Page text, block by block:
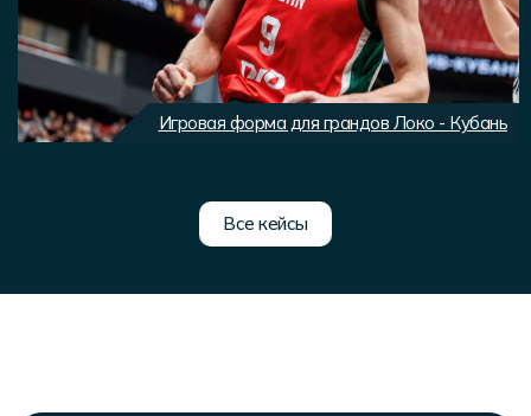
Игровая форма для грандов Локо - Кубань
Все кейсы